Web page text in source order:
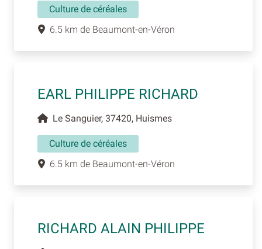
Culture de céréales
6.5 km de Beaumont-en-Véron
EARL PHILIPPE RICHARD
Le Sanguier, 37420, Huismes
Culture de céréales
6.5 km de Beaumont-en-Véron
RICHARD ALAIN PHILIPPE